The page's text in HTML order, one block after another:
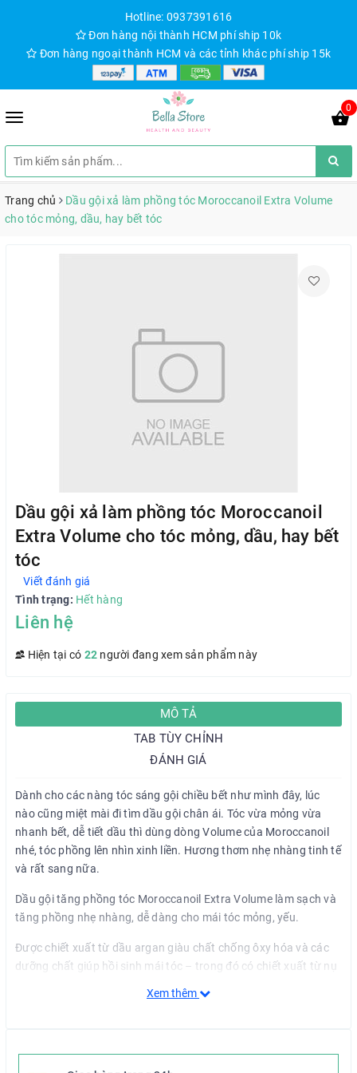
Hotline: 0937391616
Đơn hàng nội thành HCM phí ship 10k
Đơn hàng ngoại thành HCM và các tỉnh khác phí ship 15k
0
Trang chủ
Dầu gội xả làm phồng tóc Moroccanoil Extra Volume
cho tóc mỏng, dầu, hay bết tóc
Dầu gội xả làm phồng tóc Moroccanoil
Extra Volume cho tóc mỏng, dầu, hay bết
tóc
Viết đánh giá
Tình trạng: Hết hàng
Liên hệ
Hiện tại có 22 người đang xem sản phẩm này
MÔ TẢ
TAB TÙY CHỈNH
ĐÁNH GIÁ
Dành cho các nàng tóc sáng gội chiều bết như mình đây, lúc
nào cũng miệt mài đi tìm dầu gội chân ái. Tóc vừa mỏng vừa
nhanh bết, dễ tiết dầu thì dùng dòng Volume của Moroccanoil
nhé, tóc phồng lên nhìn xinh liền. Hương thơm nhẹ nhàng tinh tế
và rất sang nữa.
Dầu gội tăng phồng tóc Moroccanoil Extra Volume làm sạch và
tăng phồng nhẹ nhàng, dễ dàng cho mái tóc mỏng, yếu.
Được chiết xuất từ dầu argan giàu chất chống ôxy hóa và các
dưỡng chất giúp hồi sinh mái tóc – trong đó có chiết xuất từ nụ
phồng, óng ả và dễ chải cho mái tóc trông khỏe mạnh. An toàn
CÁCH SỬ DỤNG
Xem thêm